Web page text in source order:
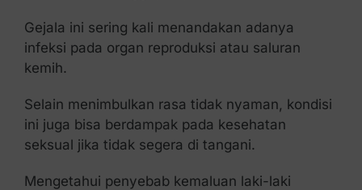
Gejala ini sering kali menandakan adanya
infeksi pada organ reproduksi atau saluran
kemih.
Selain menimbulkan rasa tidak nyaman, kondisi
ini juga bisa berdampak pada kesehatan
seksual jika tidak segera di tangani.
Mengetahui penyebab kemaluan laki-laki